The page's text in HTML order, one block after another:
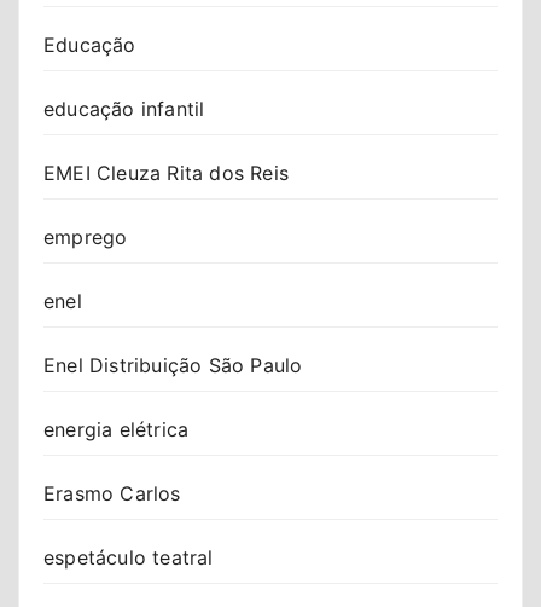
Educação
educação infantil
EMEI Cleuza Rita dos Reis
emprego
enel
Enel Distribuição São Paulo
energia elétrica
Erasmo Carlos
espetáculo teatral